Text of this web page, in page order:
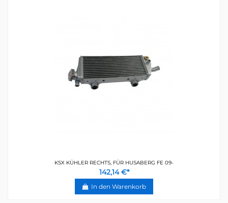
KSX KÜHLER RECHTS, FÜR HUSABERG FE 09-
142,14 €*
In den Warenkorb